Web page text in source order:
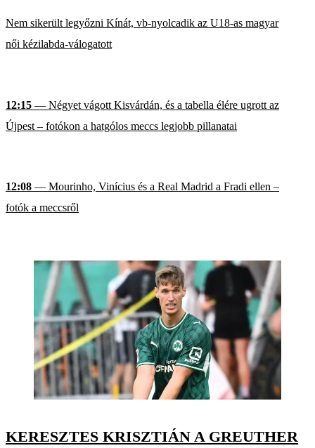
Nem sikerült legyőzni Kínát, vb-nyolcadik az U18-as magyar
női kézilabda-válogatott
12:15 — Négyet vágott Kisvárdán, és a tabella élére ugrott az
Újpest – fotókon a hatgólos meccs legjobb pillanatai
12:08 — Mourinho, Vinícius és a Real Madrid a Fradi ellen –
fotók a meccsről
KERESZTES KRISZTIÁN A GREUTHER